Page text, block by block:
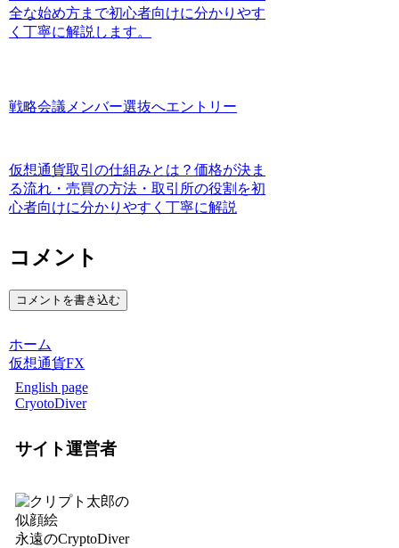
全な始め方まで初心者向けに分かりやす
く丁寧に解説します。
戦略会議メンバー選抜へエントリー
仮想通貨取引の仕組みとは？価格が決ま
る流れ・売買の方法・取引所の役割を初
心者向けに分かりやすく丁寧に解説
コメント
コメントを書き込む
ホーム
仮想通貨FX
English page
CryotoDiver
サイト運営者
永遠のCryptoDiver